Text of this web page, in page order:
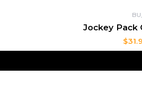
Jockey Pack